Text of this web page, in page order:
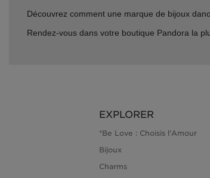
Découvrez comment une marque de bijoux
Rendez-vous dans votre boutique Pandora la
EXPLORER
*Be Love : Choisis l'Amour
Bijoux
Charms